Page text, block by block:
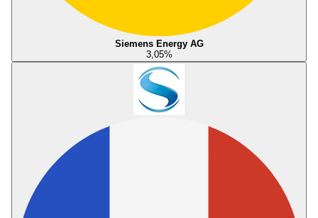
Siemens Energy AG
3,05%